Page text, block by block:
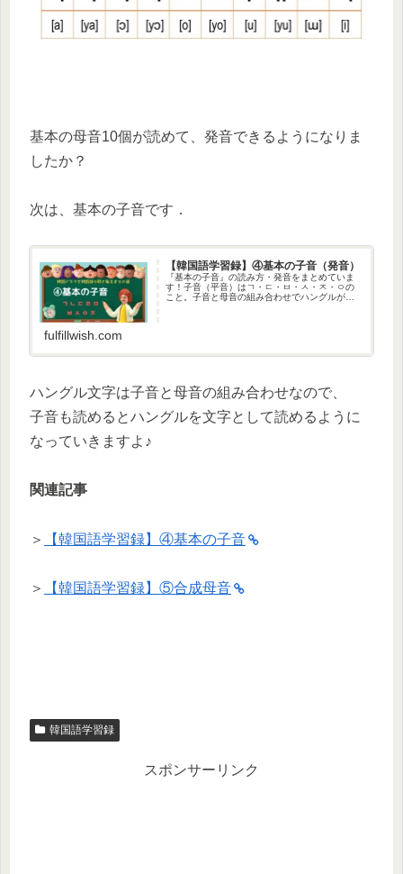
基本の母音10個が読めて、発音できるようになりま
したか？
次は、基本の子音です．
【韓国語学習録】④基本の子音（発音）
『基本の子音』の読み方・発音をまとめていま
す！子音（平音）はㄱ・ㄷ・ㅂ・ㅅ・ㅈ・ㅇの
こと。子音と母音の組み合わせでハングルが出
fulfillwish.com
ハングル文字は子音と母音の組み合わせなので、
子音も読めるとハングルを文字として読めるように
なっていきますよ♪
関連記事
＞ 【韓国語学習録】④基本の子音
＞ 【韓国語学習録】⑤合成母音
韓国語学習録
スポンサーリンク